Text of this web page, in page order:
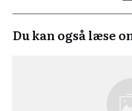
Du kan også læse